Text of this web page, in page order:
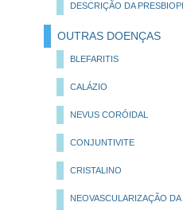
DESCRIÇÃO DA
OUTRAS DOENÇAS
BLEFARITIS
CALÁZIO
NEVUS CORÓIDAL
CONJUNTIVITE
CRISTALINO
NEOVASCULARIZAÇÃO DA